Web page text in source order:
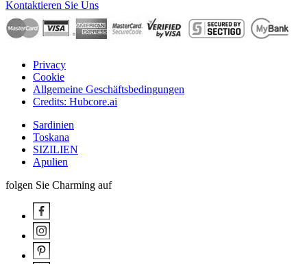
Kontaktieren Sie Uns
Privacy
Cookie
Allgemeine Geschäftsbedingungen
Credits: Hubcore.ai
Sardinien
Toskana
SIZILIEN
Apulien
folgen Sie Charming auf